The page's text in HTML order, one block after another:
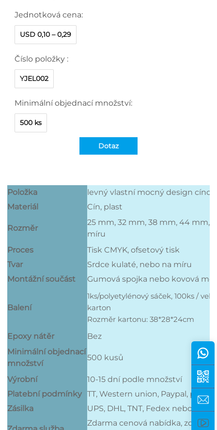
Jednotková cena:
USD 0,10 – 0,29
Číslo položky :
YJEL002
Minimální objednací množství:
500 ks
Dotaz
Položka
levný vlastní mocný design
Materiál
Cín, plast
Rozměr
25 mm, 32 mm, 38 mm, 44 mm,
míru
Proces
Tisk CMYK, ofsetový tisk
Tvar
Srdce kulaté, nebo na míru
Montážní součást
Gumová spojka nebo kovová
Balení
1ks/polyetylénový sáček, 100ks /
karton
Rozměr kartonu: 38*28*24cm
Epoxy nátěr
Bez
Minimální objednací
množství
500 kusů
Výrobní
10-15 dní podle množství
Platební podmínky TT, Western union, Paypal,
Zásilka
UPS, DHL, TNT, Fedex nebo
Zdarma cenová nabídka,